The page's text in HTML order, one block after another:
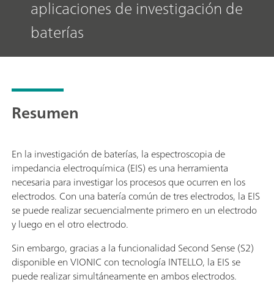
aplicaciones de investigación de
baterías
Resumen
En la investigación de baterías, la espectroscopia de
impedancia electroquímica (EIS) es una herramienta
necesaria para investigar los procesos que ocurren en los
electrodos. Con una batería común de tres electrodos, la EIS
se puede realizar secuencialmente primero en un electrodo
y luego en el otro electrodo.
Sin embargo, gracias a la funcionalidad Second Sense (S2)
disponible en VIONIC con tecnología INTELLO, la EIS se
puede realizar simultáneamente en ambos electrodos.